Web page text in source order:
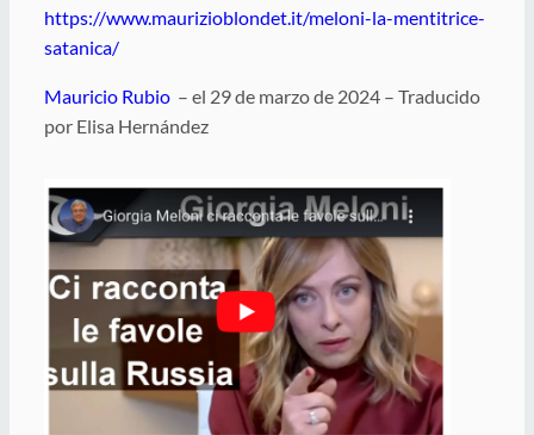
https://www.maurizioblondet.it/meloni-la-mentitrice-
satanica/
Mauricio Rubio– el 29 de marzo de 2024 – Traducido
por Elisa Hernández